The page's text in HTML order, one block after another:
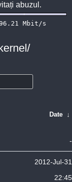
abuzul.
Date ↓
-
2012-Jul-31
22:45